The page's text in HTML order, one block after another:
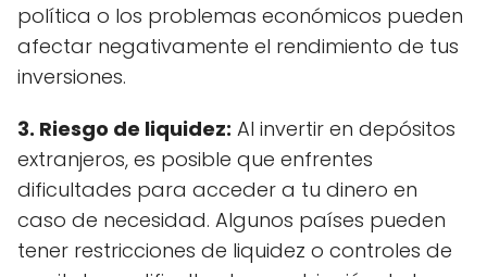
política o los problemas económicos pueden
afectar negativamente el rendimiento de tus
inversiones.
3. Riesgo de liquidez: Al invertir en depósitos
extranjeros, es posible que enfrentes
dificultades para acceder a tu dinero en
caso de necesidad. Algunos países pueden
tener restricciones de liquidez o controles de